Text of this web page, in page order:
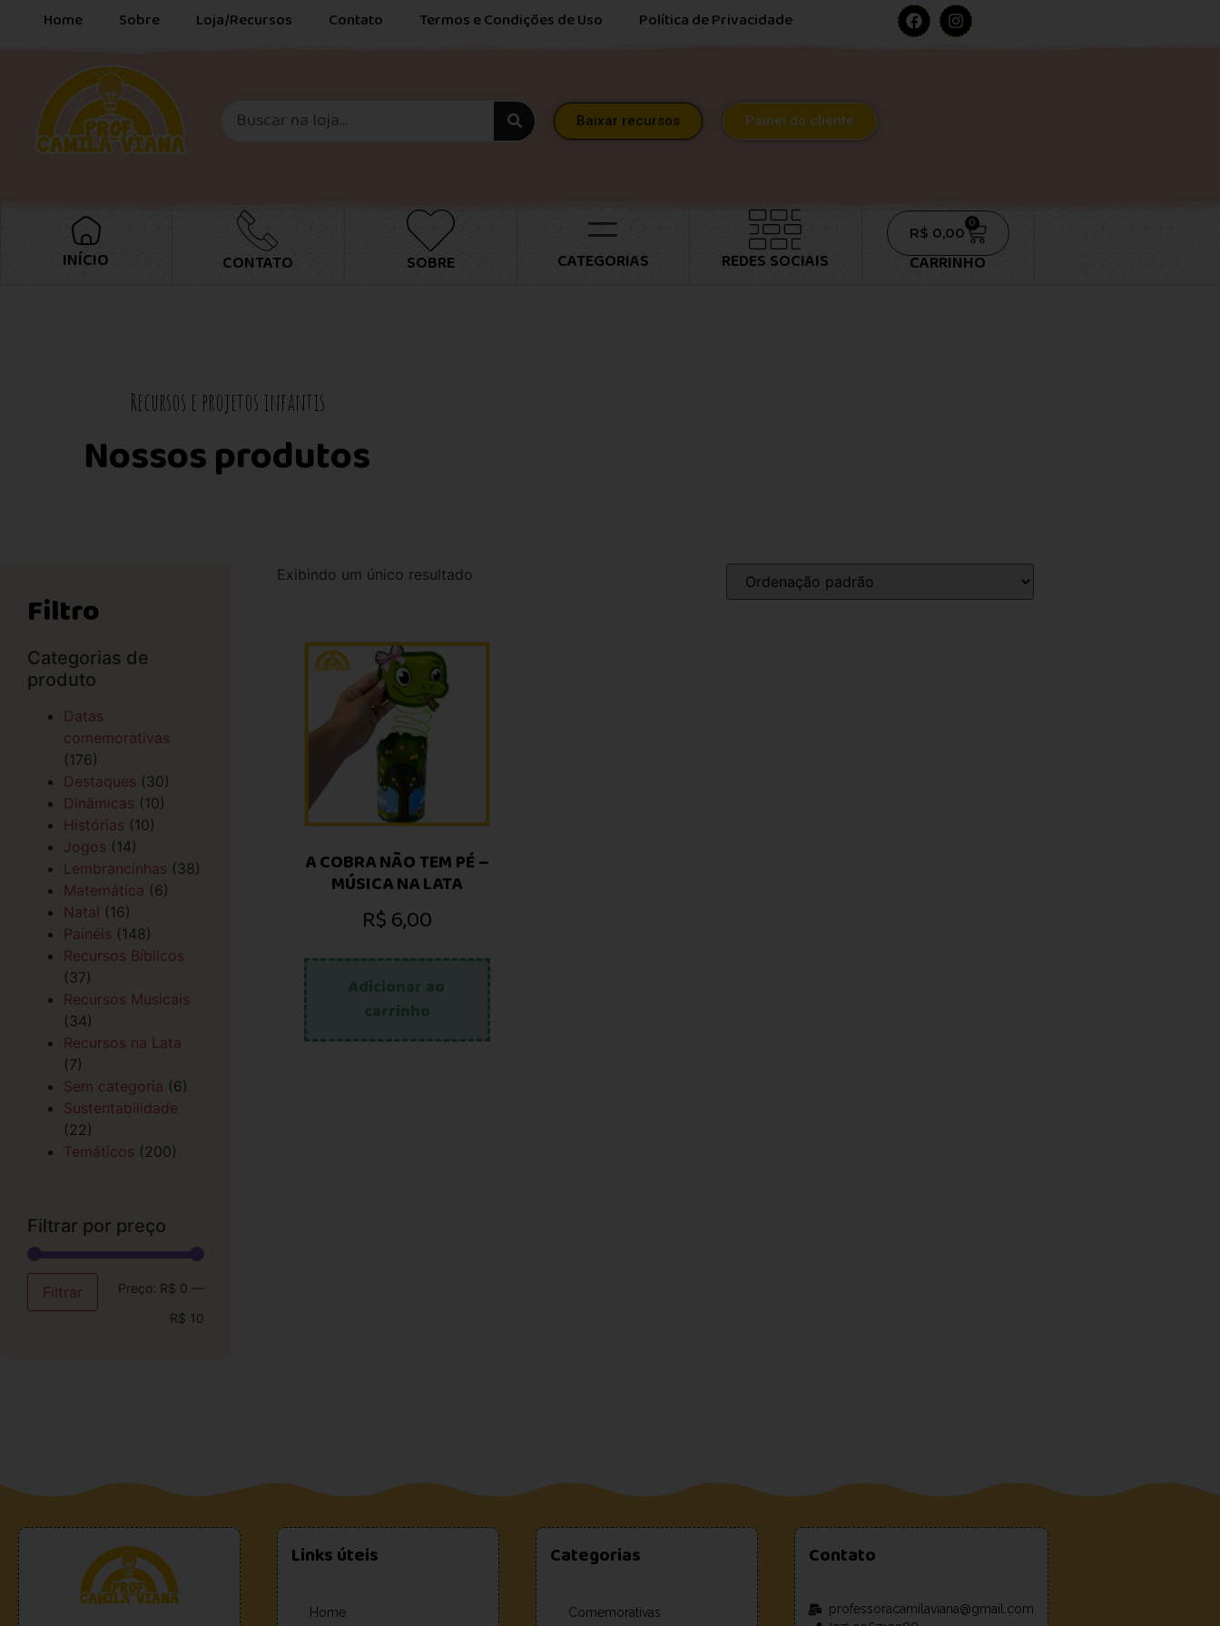
Home Sobre Loja/Recursos Contato Termos e Condições de Uso Política de Privacidade
Baixar recursos Painel do cliente
INÍCIO CONTATO SOBRE CATEGORIAS REDES SOCIAIS
R$ 0,00
0
CARRINHO
Recursos e projetos infantis
Nossos produtos
Filtro
Categorias de
produto
Datas
comemorativas
(176)
Destaques (30)
Dinâmicas (10)
Histórias (10)
Jogos (14)
Lembrancinhas (38)
Matemática (6)
Natal (16)
Painéis (148)
Recursos Bíblicos
(37)
Recursos Musicais
(34)
Recursos na Lata
(7)
Sem categoria (6)
Sustentabilidade
(22)
Temáticos (200)
Filtrar por preço
Filtrar Preço: R$ 0 —
R$ 10
Exibindo um único resultado
A COBRA NÃO TEM PÉ –
MÚSICA NA LATA
R$6,00
Adicionar ao
carrinho
Links úteis
Home
Categorias
Comemorativas
Contato
professoracamilaviana@gmail.com